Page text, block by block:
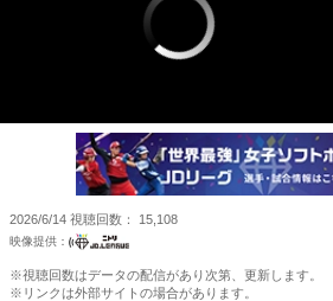
2026/6/14 視聴回数 15,108
※視聴回数はデータの配信があり次第、更新します。
※リンクは外部サイトの場合があります。